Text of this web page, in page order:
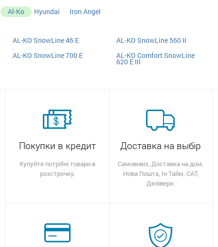
Al-Ko Hyundai Iron Angel
AL-KO SnowLine 46 E
AL-KO SnowLine 560 II
AL-KO SnowLine 700 E
AL-KO Comfort SnowLine
620 E III
Покупки в кредит
Купуйте потрібні товари в
розстрочку.
Доставка на выбір
Самовивіз, Доставка на дом,
Нова Пошта, Ін Тайм, САТ,
Делівери.